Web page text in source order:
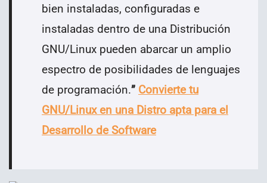
bien instaladas, configuradas e
instaladas dentro de una Distribución
GNU/Linux pueden abarcar un amplio
espectro de posibilidades de lenguajes
de programación.” Convierte tu
GNU/Linux en una Distro apta para el
Desarrollo de Software